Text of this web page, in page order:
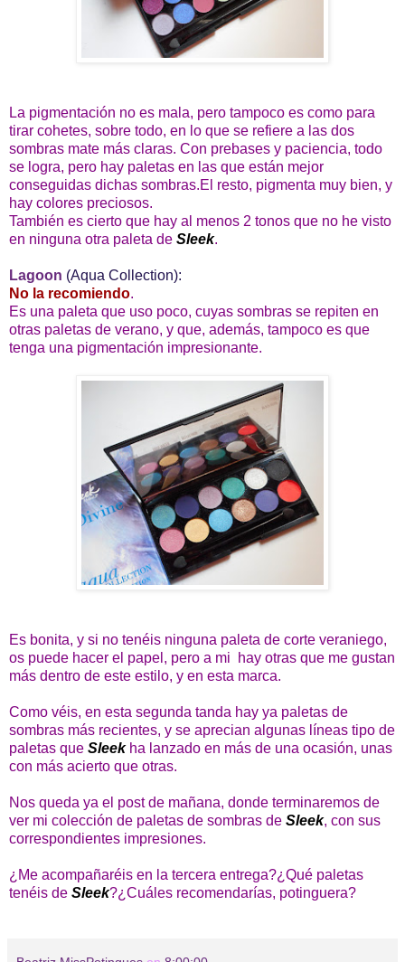
La pigmentación no es mala, pero tampoco es como para
tirar cohetes, sobre todo, en lo que se refiere a las dos
sombras mate más claras. Con prebases y paciencia, todo
se logra, pero hay paletas en las que están mejor
conseguidas dichas sombras.El resto, pigmenta muy bien, y
hay colores preciosos.
También es cierto que hay al menos 2 tonos que no he visto
en ninguna otra paleta de Sleek.
Lagoon (Aqua Collection):
No la recomiendo.
Es una paleta que uso poco, cuyas sombras se repiten en
otras paletas de verano, y que, además, tampoco es que
tenga una pigmentación impresionante.
Es bonita, y si no tenéis ninguna paleta de corte veraniego,
os puede hacer el papel, pero a mi hay otras que me gustan
más dentro de este estilo, y en esta marca.
Como véis, en esta segunda tanda hay ya paletas de
sombras más recientes, y se aprecian algunas líneas tipo de
paletas que Sleek ha lanzado en más de una ocasión, unas
con más acierto que otras.
Nos queda ya el post de mañana, donde terminaremos de
ver mi colección de paletas de sombras de Sleek, con sus
correspondientes impresiones.
¿Me acompañaréis en la tercera entrega?¿Qué paletas
tenéis de Sleek?¿Cuáles recomendarías, potinguera?